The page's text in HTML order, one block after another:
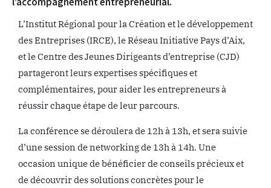
L’Institut Régional pour la Création et le développement
des Entreprises (IRCE), le Réseau Initiative Pays d’Aix,
et le Centre des Jeunes Dirigeants d’entreprise (CJD)
partageront leurs expertises spécifiques et
complémentaires, pour aider les entrepreneurs à
réussir chaque étape de leur parcours.
La conférence se déroulera de 12h à 13h, et sera suivie
d’une session de networking de 13h à 14h. Une
occasion unique de bénéficier de conseils précieux et
de découvrir des solutions concrètes pour le